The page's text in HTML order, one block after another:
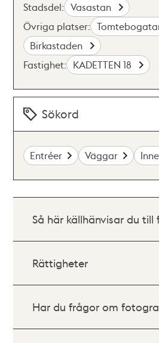
Stadsdel: Vasastan
Övriga platser:
Birkastaden
Fastighet: KADETTEN 18
Sökord
Entréer Väggar
Så här källhänvisar du
Rättigheter
Har du frågor om